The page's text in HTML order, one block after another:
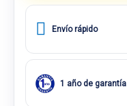
Envío rápido
1 año de garantía